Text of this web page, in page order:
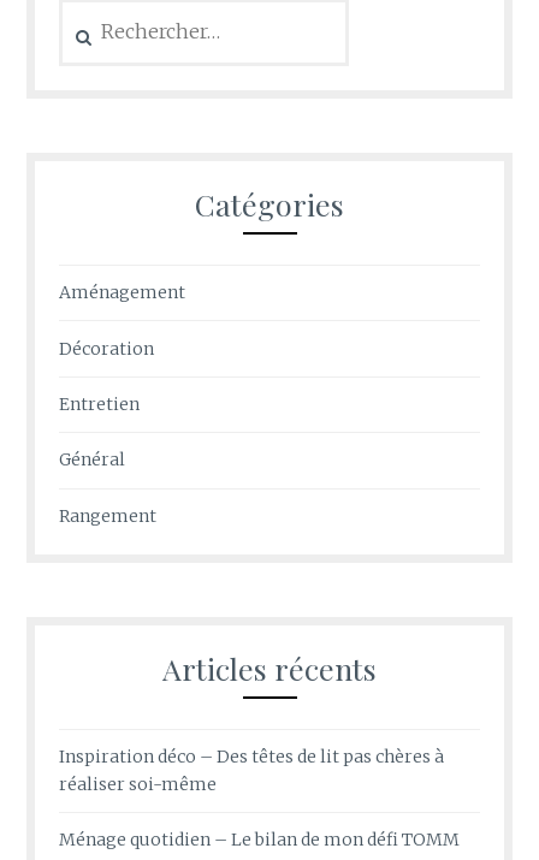
Catégories
Aménagement
Décoration
Entretien
Général
Rangement
Articles récents
Inspiration déco – Des têtes de lit pas chères à
réaliser soi-même
Ménage quotidien – Le bilan de mon défi TOMM